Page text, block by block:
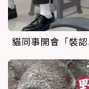
貓同事開會「裝